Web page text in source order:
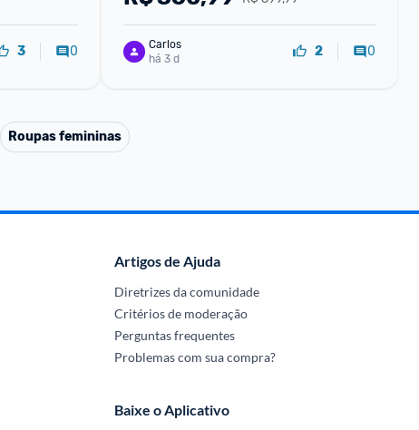
3 0
Carlos
há 3 d
2 0
Roupas femininas
Artigos de Ajuda
Diretrizes da comunidade
Critérios de moderação
Perguntas frequentes
Problemas com sua compra?
Baixe o Aplicativo